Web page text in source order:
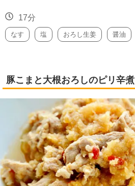
17分
なす 塩 おろし生姜 醤油
豚こまと大根おろしのピリ辛煮